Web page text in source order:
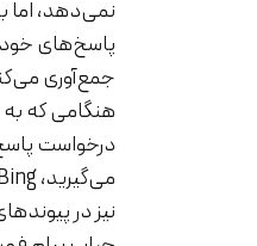
نمی‌دهد، اما بیشتر
پاسخ‌های خود را از وب
جمع‌آوری می‌کند.
هنگامی که به یک
درخواست پاسخ
می‌گیرید، Bing منابع را
نیز در پیوندهای زیر